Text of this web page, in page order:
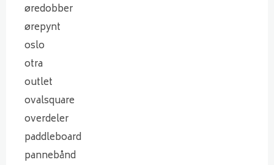
øredobber
ørepynt
oslo
otra
outlet
ovalsquare
overdeler
paddleboard
pannebånd